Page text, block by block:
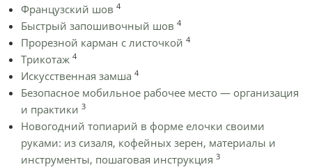
Французский шов 4
Быстрый запошивочный шов 4
Прорезной карман с листочкой 4
Трикотаж 4
Искусственная замша 4
Безопасное мобильное рабочее место — организация
и практики 3
Новогодний топиарий в форме елочки своими
руками: из сизаля, кофейных зерен, материалы и
инструменты, пошаговая инструкция 3